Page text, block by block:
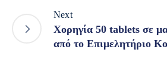
Next
Χορηγία 50 tablets σε
από το Επιμελητήριο